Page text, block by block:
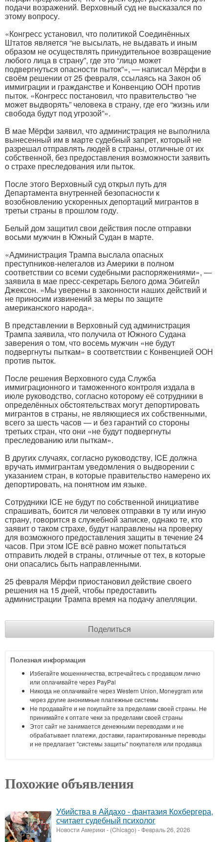
подачи возражений. Верховный суд не высказался по
этому вопросу.
«Конгресс установил, что политикой Соединённых
Штатов является “не высылать, не выдавать и иным
образом не осуществлять принудительное возвращение
любого лица в страну”, где это “лицо может
подвергнуться опасности пыток”», — написал Мёрфи в
своём решении от 25 февраля, ссылаясь на Закон об
иммиграции и гражданстве и Конвенцию ООН против
пыток. «Конгресс постановил, что правительство “не
может выдворять” человека в страну, где его “жизнь или
свобода будут под угрозой”».
В мае Мёрфи заявил, что администрация не выполнила
вынесенный им в марте судебный запрет, который не
разрешал отправлять людей в страны, отличные от их
собственной, без предоставления возможности заявить
о страхе преследования или пыток.
После этого Верховный суд открыл путь для
Департамента внутренней безопасности к
возобновлению ускоренных депортаций мигрантов в
третьи страны в прошлом году.
Белый дом защитил свои действия после отправки
восьми мужчин в Южный Судан в марте.
«Администрация Трампа выслала опасных
преступников-нелегалов из Америки в полном
соответствии со всеми судебными распоряжениями», —
заявила в мае пресс-секретарь Белого дома Эбигейл
Джексон. «Мы уверены в законности наших действий и
не приносим извинений за меры по защите
американского народа».
В представлении в Верховный суд администрация
Трампа заявила, что получила от Южного Судана
заверения о том, что восемь мужчин «не будут
подвергнуты пыткам» в соответствии с Конвенцией ООН
против пыток.
После решения Верховного суда Служба
иммиграционного и таможенного контроля издала в
июле руководство, согласно которому её сотрудники в
определённых обстоятельствах могут депортировать
мигрантов в страны, не являющиеся их собственными,
всего за шесть часов — и без гарантий со стороны
третьих стран, что они «не будут подвергнуты
преследованию или пыткам».
В других случаях, согласно руководству, ICE должна
вручать иммигрантам уведомления о выдворении с
указанием стран, в которые правительство намерено их
депортировать, на понятном им языке.
Сотрудники ICE не будут по собственной инициативе
спрашивать, боится ли человек отправки в ту или иную
страну, говорится в служебной записке, однако те, кто
заявит о таком страхе, будут направлены на проверку
для возможного предоставления защиты в течение 24
часов. При этом ICE всё равно может попытаться
отправить людей в страны, отличные от тех, в которые
они опасались быть направленными.
25 февраля Мёрфи приостановил действие своего
решения на 15 дней, чтобы предоставить
администрации Трампа время на подачу апелляции.
Поделиться
Полезная информация
Избегайте мошенничества, встречайтесь с продавцом лично
или оплачивайте через PayPal
Никогда не оплачивайте через Western Union, Moneygram или
через другие анонимные платежные системы
Не продавайте и не покупайте за пределами своей страны. Не
принимайте к оптате чеки за пределами своей страны
Этот сайт не занимается денежными переводами и не
обрабатывает платежи, доставки, гарантированные переводы
и не предлагает "системы защиты" покупателя или продавца
Похожие объявления
Убийства в Айдахо - фантазия Кохбергера,
считает судебный психолог
Новости Америки - (Chicago) -Февраль 26, 2026